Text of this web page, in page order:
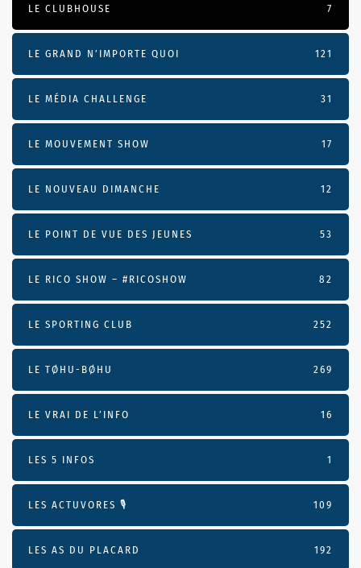
LE CLUBHOUSE 7
LE GRAND N’IMPORTE QUOI 121
LE MÉDIA CHALLENGE 31
LE MOUVEMENT SHOW 17
LE NOUVEAU DIMANCHE 12
LE POINT DE VUE DES JEUNES 53
LE RICO SHOW – #RICOSHOW 82
LE SPORTING CLUB 252
LE TØHU-BØHU 269
LE VRAI DE L’INFO 16
LES 5 INFOS 1
LES ACTUVORES 🎙 109
LES AS DU PLACARD 192